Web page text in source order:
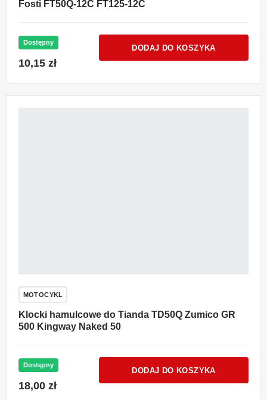
Fosti FT50Q-12C FT125-12C
Dostępny
10,15 zł
DODAJ DO KOSZYKA
MOTOCYKL
Klocki hamulcowe do Tianda TD50Q Zumico GR
500 Kingway Naked 50
Dostępny
18,00 zł
DODAJ DO KOSZYKA